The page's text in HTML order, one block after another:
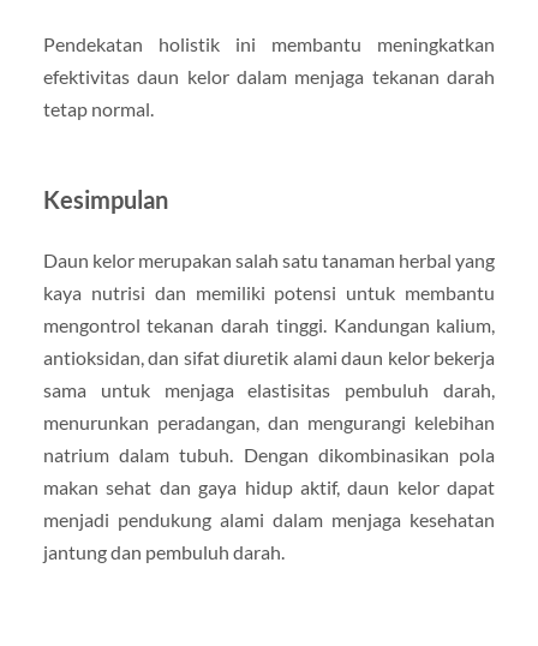
Pendekatan holistik ini membantu meningkatkan
efektivitas daun kelor dalam menjaga tekanan darah
tetap normal.
Kesimpulan
Daun kelor merupakan salah satu tanaman herbal yang
kaya nutrisi dan memiliki potensi untuk membantu
mengontrol tekanan darah tinggi. Kandungan kalium,
antioksidan, dan sifat diuretik alami daun kelor bekerja
sama untuk menjaga elastisitas pembuluh darah,
menurunkan peradangan, dan mengurangi kelebihan
natrium dalam tubuh. Dengan dikombinasikan pola
makan sehat dan gaya hidup aktif, daun kelor dapat
menjadi pendukung alami dalam menjaga kesehatan
jantung dan pembuluh darah.